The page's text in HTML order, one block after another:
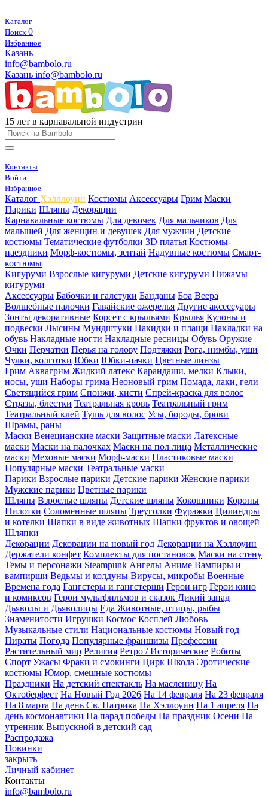
Каталог
Поиск 0
Избранное
Казань
info@bambolo.ru
Казань info@bambolo.ru
15 лет в карнавальной индустрии
Контакты
Войти
Избранное
Каталог Хэлллоуин Костюмы Аксессуары Грим Маски
Парики Шляпы Декорации
Карнавальные костюмы Для девочек Для мальчиков Для
малышей Для женщин и девушек Для мужчин Детские
костюмы Тематические футболки 3D платья Костюмы-
наездники Морф-костюмы, зентай Надувные костюмы Смарт-
костюмы
Кигуруми Взрослые кигуруми Детские кигуруми Пижамы
кигуруми
Аксессуары Бабочки и галстуки Банданы Боа Веера
Волшебные палочки Гавайские ожерелья Другие аксессуары
Зонты декоративные Корсет с крыльями Крылья Кулоны и
подвески Лысины Мундштуки Накидки и плащи Накладки на
обувь Накладные ногти Накладные ресницы Обувь Оружие
Очки Перчатки Перья на голову Подтяжки Рога, нимбы, уши
Чулки, колготки Юбки Юбки-пачки Цветные линзы
Грим Аквагрим Жидкий латекс Карандаши, мелки Клыки,
носы, уши Наборы грима Неоновый грим Помада, лаки, гели
Светящийся грим Спонжи, кисти Спрей-краска для волос
Стразы, блестки Театральная кровь Театральный грим
Театральный клей Тушь для волос Усы, бороды, брови
Шрамы, раны
Маски Венецианские маски Защитные маски Латексные
маски Маски на палочках Маски на пол лица Металлические
маски Меховые маски Морф-маски Пластиковые маски
Популярные маски Театральные маски
Парики Взрослые парики Детские парики Женские парики
Мужские парики Цветные парики
Шляпы Взрослые шляпы Детские шляпы Кокошники Короны
Пилотки Соломенные шляпы Треуголки Фуражки Цилиндры
и котелки Шапки в виде животных Шапки фруктов и овощей
Шляпки
Декорации Декорации на новый год Декорации на Хэллоуин
Держатели конфет Комплекты для постановок Маски на стену
Темы и персонажи Steampunk Ангелы Аниме Вампиры и
вампирши Ведьмы и колдуны Вирусы, микробы Военные
Времена года Гангстеры и гангстерши Герои игр Герои кино
и комиксов Герои мультфильмов и сказок Дикий запад
Дьяволы и Дьяволицы Еда Животные, птицы, рыбы
Знаменитости Игрушки Космос Косплей Любовь
Музыкальные стили Национальные костюмы Новый год
Пираты Погода Популярные франшизы Профессии
Растительный мир Религия Ретро / Исторические Роботы
Спорт Ужасы Фраки и смокинги Цирк Школа Эротические
костюмы Юмор, смешные костюмы
Праздники На детский спектакль На масленицу На
Октоберфест На Новый Год 2026 На 14 февраля На 23 февраля
На 8 марта На день Св. Патрика На Хэллоуин На 1 апреля На
день космонавтики На парад победы На праздник Осени На
утренник Выпускной в детский сад
Распродажа
Новинки
закрыть
Личный кабинет
Контакты
info@bambolo.ru